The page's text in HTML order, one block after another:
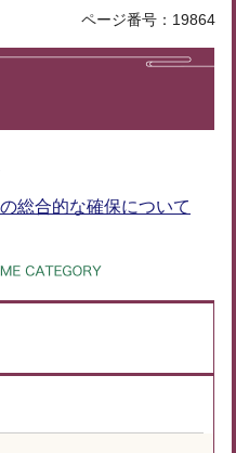
ページ番号：19864
総合的な確保について